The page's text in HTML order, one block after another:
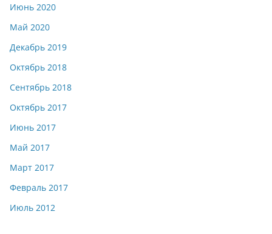
Июнь 2020
Май 2020
Декабрь 2019
Октябрь 2018
Сентябрь 2018
Октябрь 2017
Июнь 2017
Май 2017
Март 2017
Февраль 2017
Июль 2012